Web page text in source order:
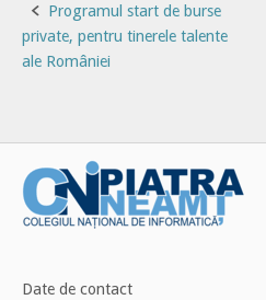
Post
navigation
Programul start de burse
private, pentru tinerele talente
ale României
Date de contact